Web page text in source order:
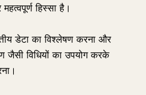
हिस्सा है।
डेटा का विश्लेषण करना और
जैसी विधियों का उपयोग करके